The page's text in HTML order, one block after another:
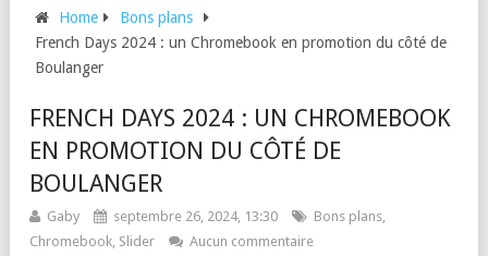
Home
Bons plans
French Days 2024 : un Chromebook en promotion du côté de
Boulanger
FRENCH DAYS 2024 : UN CHROMEBOOK
EN PROMOTION DU CÔTÉ DE
BOULANGER
Gaby septembre 26, 2024, 13:30 Bons plans,
Chromebook, Slider Aucun commentaire